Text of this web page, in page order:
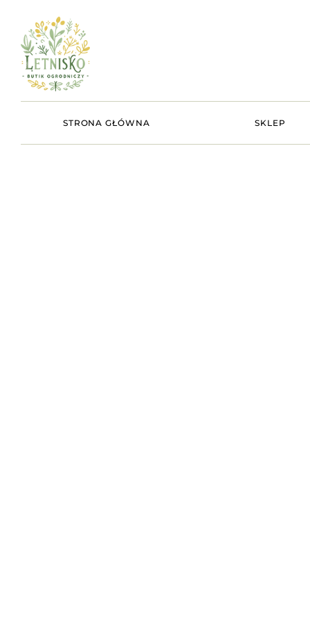
STRONA GŁÓWNA SKLEP